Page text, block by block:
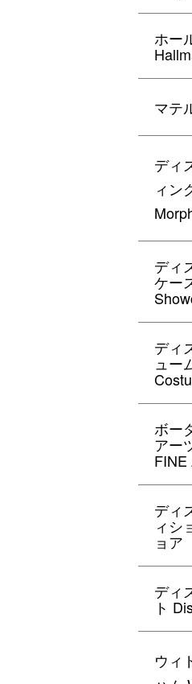
ホー
マテ
ディ
ィン
ディ
ケー
ディ
ュー
ボー
アー
FINE
ディ
ィシ
ョア
ディ
ト
ウィ